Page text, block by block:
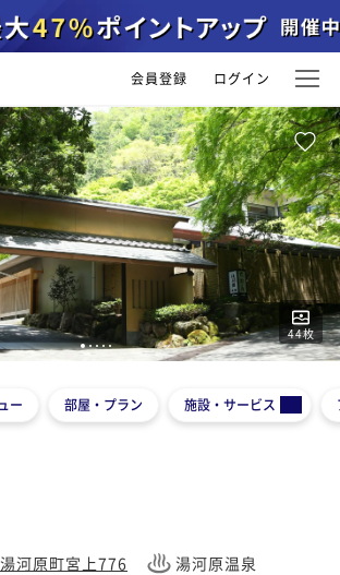
会員登録 ログイン
44枚
12345
ー 部屋・プラン 施設・サービス
河原町宮上776 湯河原温泉